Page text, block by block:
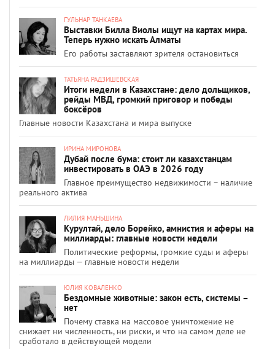
ГУЛЬНАР ТАНКАЕВА
Выставки Билла Виолы ищут на картах мира.
Теперь нужно искать Алматы
Его работы заставляют зрителя остановиться
ТАТЬЯНА РАДЗИШЕВСКАЯ
Итоги недели в Казахстане: дело дольщиков,
рейды МВД, громкий приговор и победы
боксёров
Главные новости Казахстана и мира выпуске
ИРИНА МИРОНОВА
Дубай после бума: стоит ли казахстанцам
инвестировать в ОАЭ в 2026 году
Главное преимущество недвижимости – наличие
реального актива
ЛИЛИЯ МАНЬШИНА
Курултай, дело Борейко, амнистия и аферы на
миллиарды: главные новости недели
Политические реформы, громкие суды и аферы
на миллиарды — главные новости недели
ЮЛИЯ КОВАЛЕНКО
Бездомные животные: закон есть, системы –
нет
Почему ставка на массовое уничтожение не
снижает ни численность, ни риски, и что на самом деле не
сработало в действующей модели